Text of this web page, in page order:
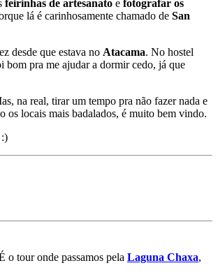
feirinhas de artesanato e fotografar os
lá é carinhosamente chamado de San
desde que estava no Atacama. No hostel
bom pra me ajudar a dormir cedo, já que
na real, tirar um tempo pra não fazer nada e
os locais mais badalados, é muito bem vindo.
o tour onde passamos pela Laguna Chaxa,